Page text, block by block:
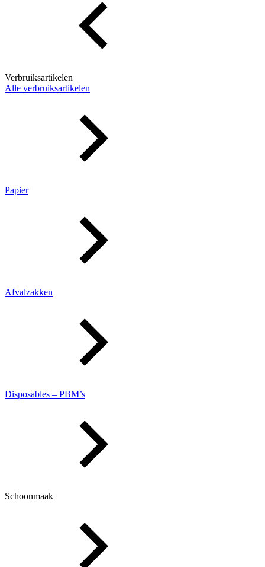
Verbruiksartikelen
Alle verbruiksartikelen
Papier
Afvalzakken
Disposables – PBM’s
Schoonmaak